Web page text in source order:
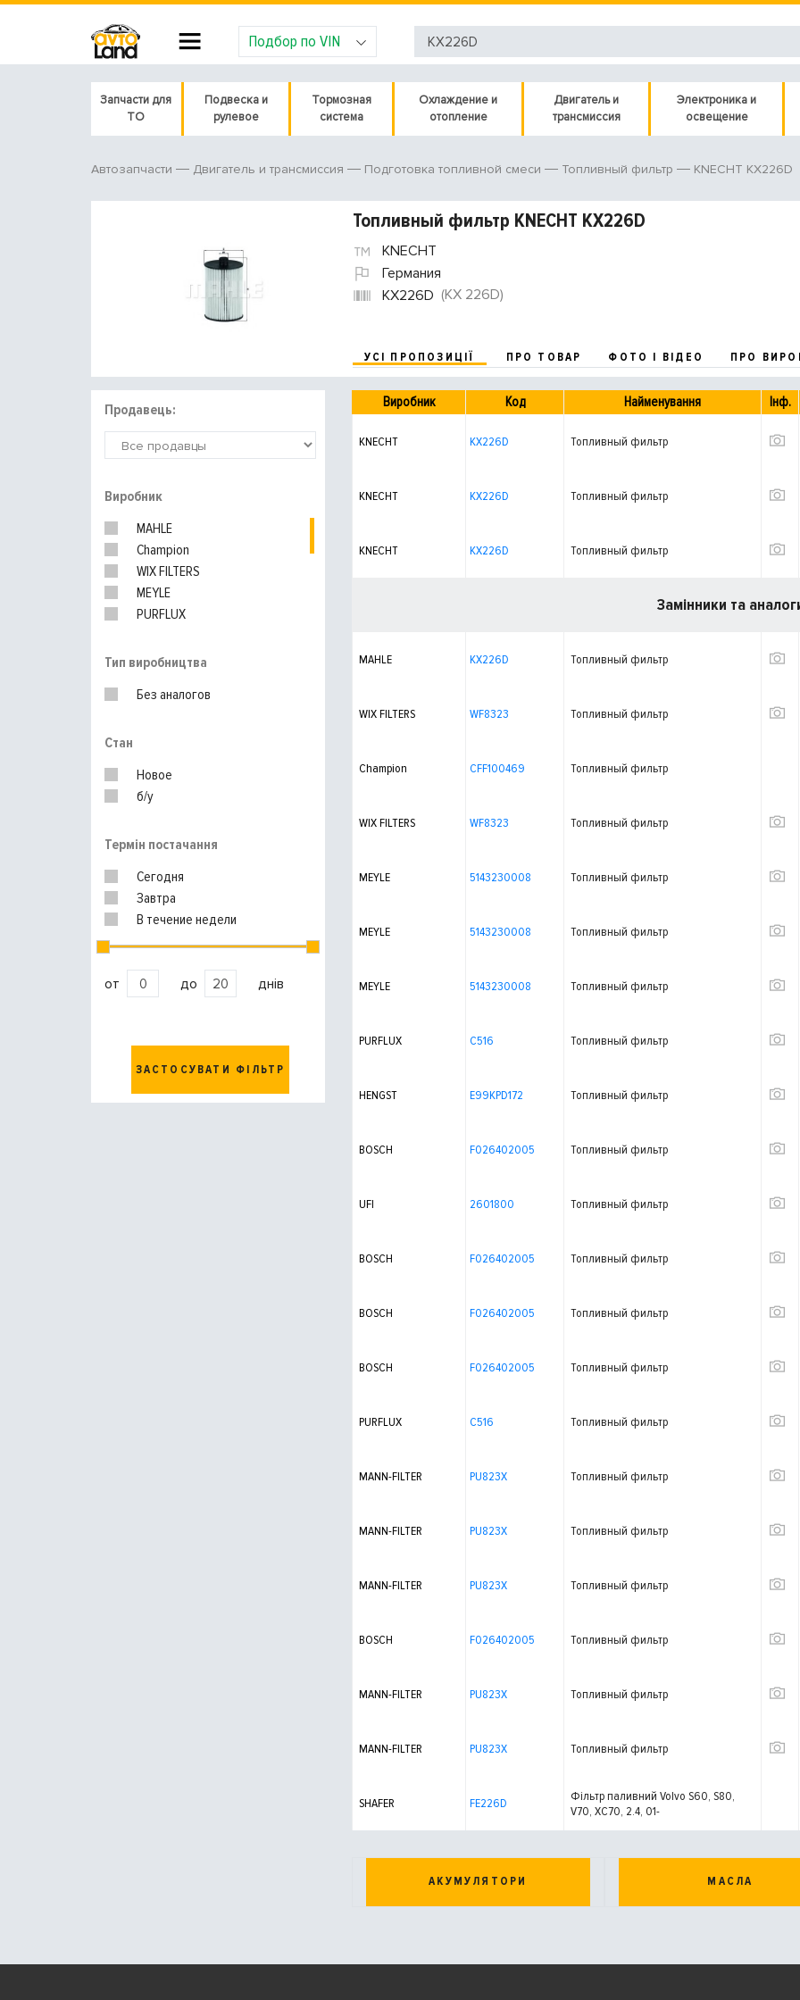
Подбор по VIN
Запчасти для
ТО
Подвеска и
рулевое
Тормозная
система
Охлаждение и
отопление
Двигатель и
трансмиссия
Электроника и
освещение
Автозапчасти Двигатель и трансмиссия Подготовка топливной смеси Топливный фильтр KNECHT KX226D
Топливный фильтр KNECHT KX226D
KNECHT
Германия
KX226D (KX 226D)
УСІ ПРОПОЗИЦІЇ ПРО ТОВАР ФОТО І ВІДЕО ПРО
Продавець:
Виробник
MAHLE
Champion
WIX FILTERS
MEYLE
PURFLUX
UFI
MANN-FILTER
Тип виробництва
Без аналогов
Стан
Новое
б/у
Термін постачання
Сегодня
Завтра
В течение недели
от до днів
ЗАСТОСУВАТИ ФІЛЬТР
Виробник Код Найменування Інф.
KNECHT KX226D Топливный фильтр
KNECHT KX226D Топливный фильтр
KNECHT KX226D Топливный фильтр
Замінники та
MAHLE KX226D Топливный фильтр
WIX FILTERS WF8323 Топливный фильтр
Champion CFF100469 Топливный фильтр
WIX FILTERS WF8323 Топливный фильтр
MEYLE 5143230008 Топливный фильтр
MEYLE 5143230008 Топливный фильтр
MEYLE 5143230008 Топливный фильтр
PURFLUX C516 Топливный фильтр
HENGST E99KPD172 Топливный фильтр
BOSCH F026402005 Топливный фильтр
UFI 2601800 Топливный фильтр
BOSCH F026402005 Топливный фильтр
BOSCH F026402005 Топливный фильтр
BOSCH F026402005 Топливный фильтр
PURFLUX C516 Топливный фильтр
MANN-FILTER PU823X Топливный фильтр
MANN-FILTER PU823X Топливный фильтр
MANN-FILTER PU823X Топливный фильтр
BOSCH F026402005 Топливный фильтр
MANN-FILTER PU823X Топливный фильтр
MANN-FILTER PU823X Топливный фильтр
SHAFER FE226D
Фільтр паливний Volvo S60, S80,
V70, XC70, 2.4, 01-
АКУМУЛЯТОРИ МАСЛА